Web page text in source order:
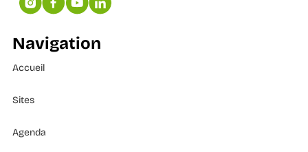
Navigation
Accueil
Sites
Agenda